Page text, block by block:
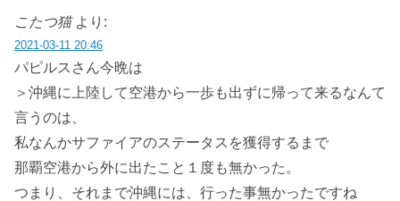
こたつ猫 より:
2021-03-11 20:46
パピルスさん今晩は
＞沖縄に上陸して空港から一歩も出ずに帰って来るなんて
言うのは、
私なんかサファイアのステータスを獲得するまで
那覇空港から外に出たこと１度も無かった。
つまり、それまで沖縄には、行った事無かったですね